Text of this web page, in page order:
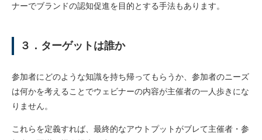
ナーでブランドの認知促進を目的とする手法もあります。
３．ターゲットは誰か
参加者にどのような知識を持ち帰ってもらうか、参加者のニーズ
は何かを考えることでウェビナーの内容が主催者の一人歩きにな
りません。
これらを定義すれば、最終的なアウトプットがブレて主催者・参